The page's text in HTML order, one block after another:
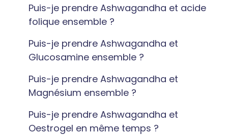
Puis-je prendre Ashwagandha et acide
folique ensemble ?
Puis-je prendre Ashwagandha et
Glucosamine ensemble ?
Puis-je prendre Ashwagandha et
Magnésium ensemble ?
Puis-je prendre Ashwagandha et
Oestrogel en même temps ?